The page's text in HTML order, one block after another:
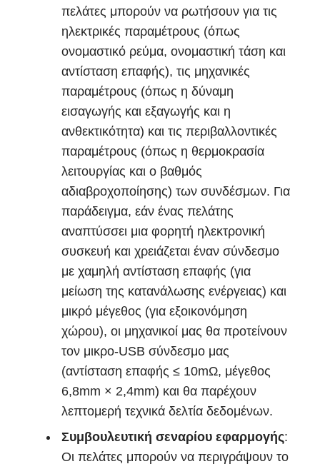
πελάτες μπορούν να ρωτήσουν για τις
ηλεκτρικές παραμέτρους (όπως
ονομαστικό ρεύμα, ονομαστική τάση και
αντίσταση επαφής), τις μηχανικές
παραμέτρους (όπως η δύναμη
εισαγωγής και εξαγωγής και η
ανθεκτικότητα) και τις περιβαλλοντικές
παραμέτρους (όπως η θερμοκρασία
λειτουργίας και ο βαθμός
αδιαβροχοποίησης) των συνδέσμων. Για
παράδειγμα, εάν ένας πελάτης
αναπτύσσει μια φορητή ηλεκτρονική
συσκευή και χρειάζεται έναν σύνδεσμο
με χαμηλή αντίσταση επαφής (για
μείωση της κατανάλωσης ενέργειας) και
μικρό μέγεθος (για εξοικονόμηση
χώρου), οι μηχανικοί μας θα προτείνουν
τον μικρο-USB σύνδεσμο μας
(αντίσταση επαφής ≤ 10mΩ, μέγεθος
6,8mm × 2,4mm) και θα παρέχουν
λεπτομερή τεχνικά δελτία δεδομένων.
Συμβουλευτική σεναρίου εφαρμογής:
Οι πελάτες μπορούν να περιγράψουν το